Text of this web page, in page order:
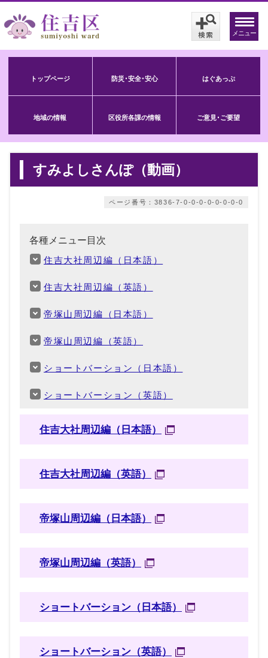
メニュー
トップページ 防災･安全･安心 はぐあっぷ
地域の情報 区役所各課の情報 ご意見･ご要望
すみよしさんぽ（動画）
ページ番号：3836-7-0-0-0-0-0-0-0-0
各種メニュー目次
住吉大社周辺編（日本語）
住吉大社周辺編（英語）
帝塚山周辺編（日本語）
帝塚山周辺編（英語）
ショートバーション（日本語）
ショートバーション（英語）
住吉大社周辺編（日本語）
住吉大社周辺編（英語）
帝塚山周辺編（日本語）
帝塚山周辺編（英語）
ショートバーション（日本語）
ショートバーション（英語）